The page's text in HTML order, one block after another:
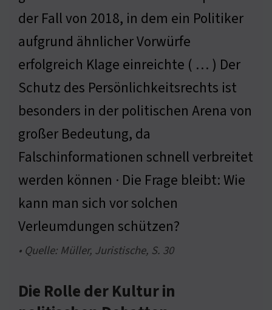
der Fall von 2018, in dem ein Politiker
aufgrund ähnlicher Vorwürfe
erfolgreich Klage einreichte ( … ) Der
Schutz des Persönlichkeitsrechts ist
besonders in der politischen Arena von
großer Bedeutung, da
Falschinformationen schnell verbreitet
werden können · Die Frage bleibt: Wie
kann man sich vor solchen
Verleumdungen schützen?
• Quelle: Müller, Juristische, S. 30
Die Rolle der Kultur in